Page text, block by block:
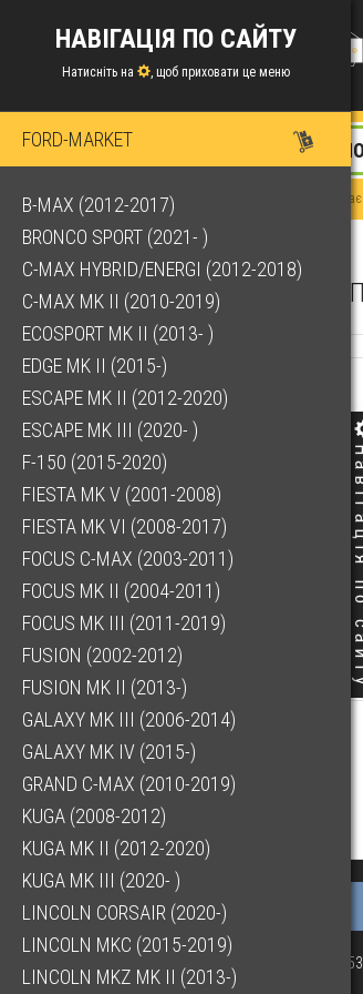
НАВІГАЦІЯ ПО САЙТУ
Натисніть на , щоб приховати це меню
FORD-MARKET
B-MAX (2012-2017)
BRONCO SPORT (2021- )
C-MAX HYBRID/ENERGI (2012-2018)
C-MAX MK II (2010-2019)
ECOSPORT MK II (2013- )
EDGE MK II (2015-)
ESCAPE MK II (2012-2020)
ESCAPE MK III (2020- )
F-150 (2015-2020)
FIESTA MK V (2001-2008)
FIESTA MK VI (2008-2017)
FOCUS C-MAX (2003-2011)
FOCUS MK II (2004-2011)
FOCUS MK III (2011-2019)
FUSION (2002-2012)
FUSION MK II (2013-)
GALAXY MK III (2006-2014)
GALAXY MK IV (2015-)
GRAND C-MAX (2010-2019)
KUGA (2008-2012)
KUGA MK II (2012-2020)
KUGA MK III (2020- )
LINCOLN CORSAIR (2020-)
LINCOLN MKC (2015-2019)
LINCOLN MKZ MK II (2013-)
Якщо у Вас
(073)063-03-